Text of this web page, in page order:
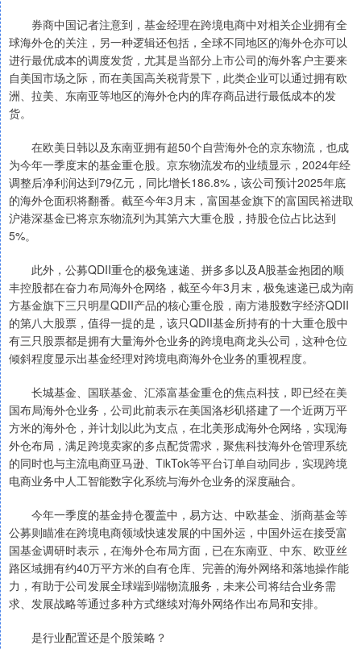
券商中国记者注意到，基金经理在跨境电商中对相关企业拥有全
球海外仓的关注，另一种逻辑还包括，全球不同地区的海外仓亦可以
进行最优成本的调度发货，尤其是当部分上市公司的海外客户主要来
自美国市场之际，而在美国高关税背景下，此类企业可以通过拥有欧
洲、拉美、东南亚等地区的海外仓内的库存商品进行最低成本的发
货。
在欧美日韩以及东南亚拥有超50个自营海外仓的京东物流，也成
为今年一季度末的基金重仓股。京东物流发布的业绩显示，2024年经
调整后净利润达到79亿元，同比增长186.8%，该公司预计2025年底
的海外仓面积将翻番。截至今年3月末，富国基金旗下的富国民裕进取
沪港深基金已将京东物流列为其第六大重仓股，持股仓位占比达到
5%。
此外，公募QDII重仓的极兔速递、拼多多以及A股基金抱团的顺
丰控股都在奋力布局海外仓网络，截至今年3月末，极兔速递已成为南
方基金旗下三只明星QDII产品的核心重仓股，南方港股数字经济QDII
的第八大股票，值得一提的是，该只QDII基金所持有的十大重仓股中
有三只股票都是拥有大量海外仓业务的跨境电商龙头公司，这种仓位
倾斜程度显示出基金经理对跨境电商海外仓业务的重视程度。
长城基金、国联基金、汇添富基金重仓的焦点科技，即已经在美
国布局海外仓业务，公司此前表示在美国洛杉矶搭建了一个近两万平
方米的海外仓，并计划以此为支点，在北美形成海外仓网络，实现海
外仓布局，满足跨境卖家的多点配货需求，聚焦科技海外仓管理系统
的同时也与主流电商亚马逊、TikTok等平台订单自动同步，实现跨境
电商业务中人工智能数字化系统与海外仓业务的深度融合。
今年一季度的基金持仓覆盖中，易方达、中欧基金、浙商基金等
公募则瞄准在跨境电商领域快速发展的中国外运，中国外运在接受富
国基金调研时表示，在海外仓布局方面，已在东南亚、中东、欧亚丝
路区域拥有约40万平方米的自有仓库、完善的海外网络和落地操作能
力，有助于公司发展全球端到端物流服务，未来公司将结合业务需
求、发展战略等通过多种方式继续对海外网络作出布局和安排。
是行业配置还是个股策略？